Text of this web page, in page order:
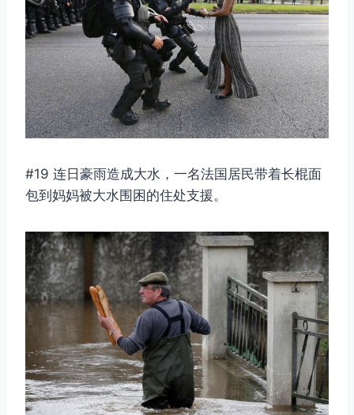
#19 连日豪雨造成大水，一名法国居民带着长棍面
包到妈妈被大水围困的住处支援。